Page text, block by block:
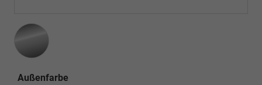
Außenfarbe